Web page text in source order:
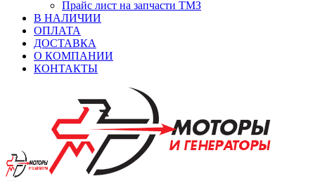
Прайс лист на запчасти ТМЗ
В НАЛИЧИИ
ОПЛАТА
ДОСТАВКА
О КОМПАНИИ
КОНТАКТЫ